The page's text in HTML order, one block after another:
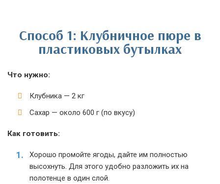
Способ 1: Клубничное пюре в
пластиковых бутылках
Что нужно:
Клубника — 2 кг
Сахар — около 600 г (по вкусу)
Как готовить:
Хорошо промойте ягоды, дайте им полностью
высохнуть. Для этого удобно разложить их на
полотенце в один слой.